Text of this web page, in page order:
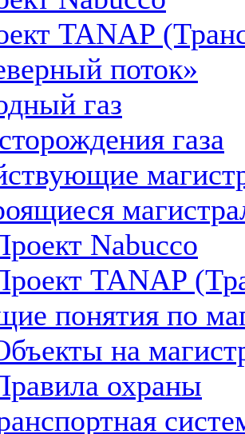
TANAP
поток»
газ
газа
Nabucco
TANAP
понятия по
на
охраны